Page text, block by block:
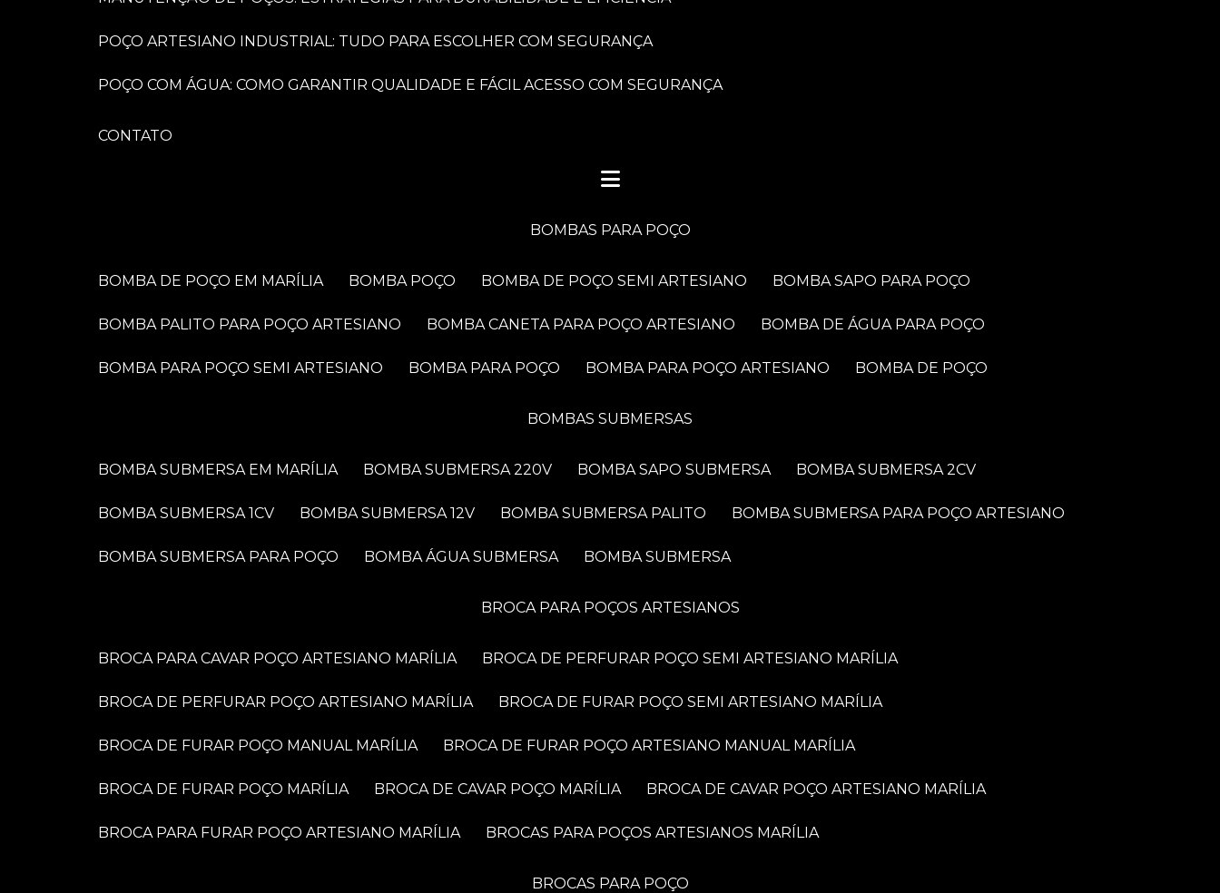
POÇO ARTESIANO INDUSTRIAL: TUDO PARA ESCOLHER COM SEGURANÇA
POÇO COM ÁGUA: COMO GARANTIR QUALIDADE E FÁCIL ACESSO COM SEGURANÇA
CONTATO
BOMBAS PARA POÇO
BOMBA DE POÇO EM MARÍLIA BOMBA POÇO BOMBA DE POÇO SEMI ARTESIANO BOMBA SAPO PARA POÇO
BOMBA PALITO PARA POÇO ARTESIANO BOMBA CANETA PARA POÇO ARTESIANO BOMBA DE ÁGUA PARA POÇO
BOMBA PARA POÇO SEMI ARTESIANO BOMBA PARA POÇO BOMBA PARA POÇO ARTESIANO BOMBA DE POÇO
BOMBAS SUBMERSAS
BOMBA SUBMERSA EM MARÍLIA BOMBA SUBMERSA 220V BOMBA SAPO SUBMERSA BOMBA SUBMERSA 2CV
BOMBA SUBMERSA 1CV BOMBA SUBMERSA 12V BOMBA SUBMERSA PALITO BOMBA SUBMERSA PARA POÇO ARTESIANO
BOMBA SUBMERSA PARA POÇO BOMBA ÁGUA SUBMERSA BOMBA SUBMERSA
BROCA PARA POÇOS ARTESIANOS
BROCA PARA CAVAR POÇO ARTESIANO MARÍLIA BROCA DE PERFURAR POÇO SEMI ARTESIANO MARÍLIA
BROCA DE PERFURAR POÇO ARTESIANO MARÍLIA BROCA DE FURAR POÇO SEMI ARTESIANO MARÍLIA
BROCA DE FURAR POÇO MANUAL MARÍLIA BROCA DE FURAR POÇO ARTESIANO MANUAL MARÍLIA
BROCA DE FURAR POÇO MARÍLIA BROCA DE CAVAR POÇO MARÍLIA BROCA DE CAVAR POÇO ARTESIANO MARÍLIA
BROCA PARA FURAR POÇO ARTESIANO MARÍLIA BROCAS PARA POÇOS ARTESIANOS MARÍLIA
BROCAS PARA POÇO